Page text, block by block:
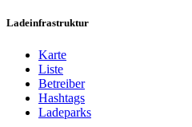
Ladeinfrastruktur
Karte
Liste
Betreiber
Hashtags
Ladeparks